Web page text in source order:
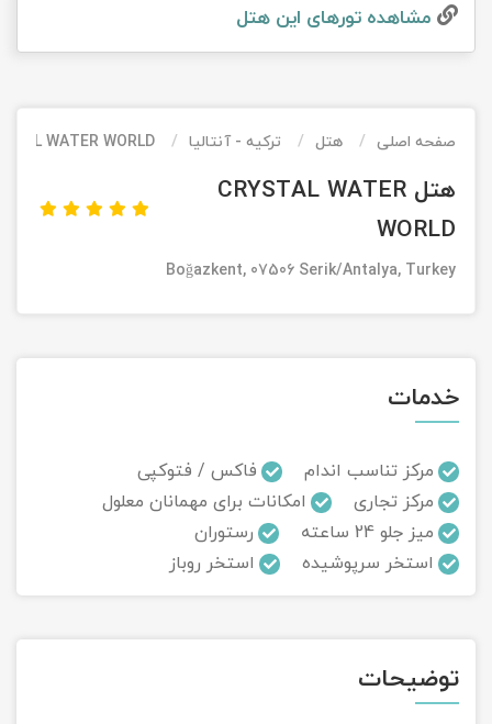
مشاهده تور‌های این هتل
صفحه اصلی هتل ترکیه - آنتالیا WATER WORLD
هتل CRYSTAL WATER
WORLD
Boğazkent, 07506 Serik/Antalya, Turkey
خدمات
مرکز تناسب اندام
فاکس / فتوکپی
مرکز تجاری
امکانات برای مهمانان معلول
میز جلو 24 ساعته
رستوران
استخر سرپوشیده
استخر روباز
توضیحات
تور کویر کاراکال
تور کویر مصر
تور کویر ابوزیدآباد
تور هرمز
تور مرداب سراوان
تور گلستان
تور سوباتان
تور مرداب هسل
تور کاشان
تور کیش از ساری
اقساطی
تور کیش از بندرعباس
اقساطی
تور قزاقستان اقساطی
تور زیارتی اقساطی